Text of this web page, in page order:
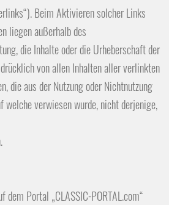
Beim Aktivieren solcher Links
liegen außerhalb des
die Inhalte oder die Urheberschaft der
von allen Inhalten aller verlinkten
die aus der Nutzung oder Nichtnutzung
verwiesen wurde, nicht derjenige,
Portal „CLASSIC-PORTAL.com“